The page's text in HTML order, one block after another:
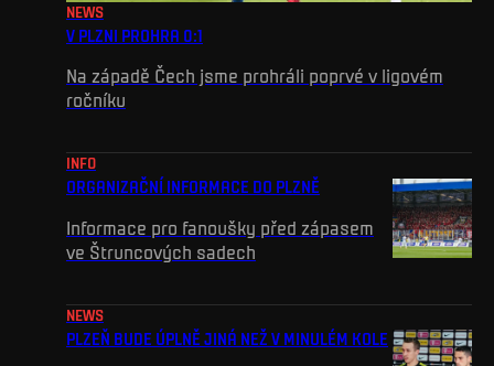
NEWS
V PLZNI PROHRA 0:1
Na západě Čech jsme prohráli poprvé v ligovém
ročníku
INFO
ORGANIZAČNÍ INFORMACE DO PLZNĚ
Informace pro fanoušky před zápasem
ve Štruncových sadech
NEWS
PLZEŇ BUDE ÚPLNĚ JINÁ NEŽ V MINULÉM KOLE